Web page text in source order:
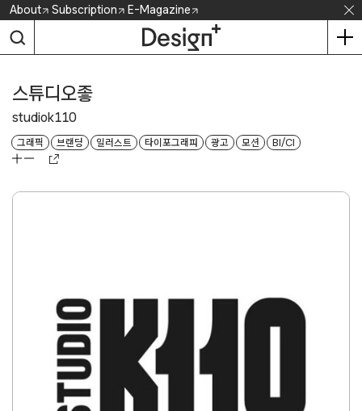
Skip
content
About Subscription E-Magazine
스튜디오좋
studiok110
그래픽 브랜딩 일러스트 타이포그래피 광고 모션 BI/CI